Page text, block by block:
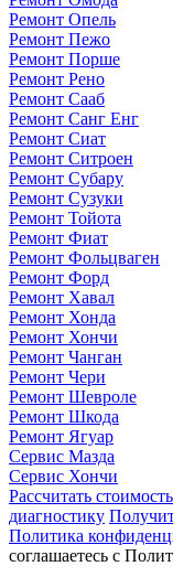
Ремонт Опель
Ремонт Пежо
Ремонт Порше
Ремонт Рено
Ремонт Сааб
Ремонт Санг Енг
Ремонт Сиат
Ремонт Ситроен
Ремонт Субару
Ремонт Сузуки
Ремонт Тойота
Ремонт Фиат
Ремонт Фольцваген
Ремонт Форд
Ремонт Хавал
Ремонт Хонда
Ремонт Хончи
Ремонт Чанган
Ремонт Чери
Ремонт Шевроле
Ремонт Шкода
Ремонт Ягуар
Сервис Мазда
Сервис Хончи
Рассчитать
диагностику
Политика
соглашаетесь с